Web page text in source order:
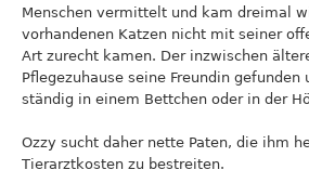
Menschen vermittelt und kam dreimal
vorhandenen Katzen nicht mit seiner
Art zurecht kamen. Der inzwischen
Pflegezuhause seine Freundin
ständig in einem Bettchen oder in der
Ozzy sucht daher nette Paten, die ihm
Tierarztkosten zu bestreiten.